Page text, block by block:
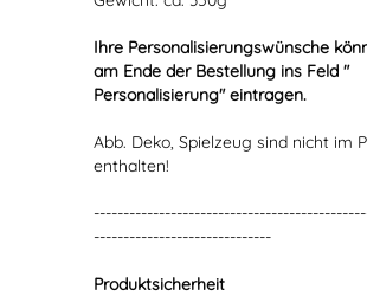
Ihre Personalisierungswünsche
am Ende der Bestellung ins Feld "
Personalisierung" eintragen.
Abb. Deko, Spielzeug sind nicht im
enthalten!
------------------------------
Produktsicherheit